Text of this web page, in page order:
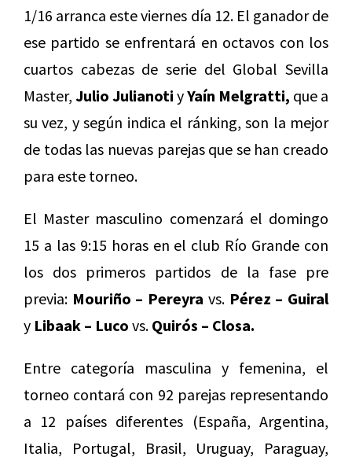
1/16 arranca este viernes día 12. El ganador de
ese partido se enfrentará en octavos con los
cuartos cabezas de serie del Global Sevilla
Master, Julio Julianoti yYaín Melgratti, que a
su vez, y según indica el ránking, son la mejor
de todas las nuevas parejas que se han creado
para este torneo.
El Master masculino comenzará el domingo
15 a las 9:15 horas en el club Río Grande con
los dos primeros partidos de la fase pre
previa: Mouriño – Pereyra vs. Pérez – Guiral
y Libaak – Luco vs. Quirós – Closa.
Entre categoría masculina y femenina, el
torneo contará con 92 parejas representando
a 12 países diferentes (España, Argentina,
Italia, Portugal, Brasil, Uruguay, Paraguay,